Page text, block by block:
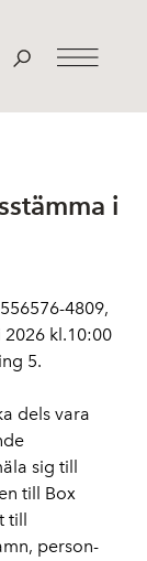
i
4809,
kl.10:00
5.
dels vara
sig till
till Box
till
person-